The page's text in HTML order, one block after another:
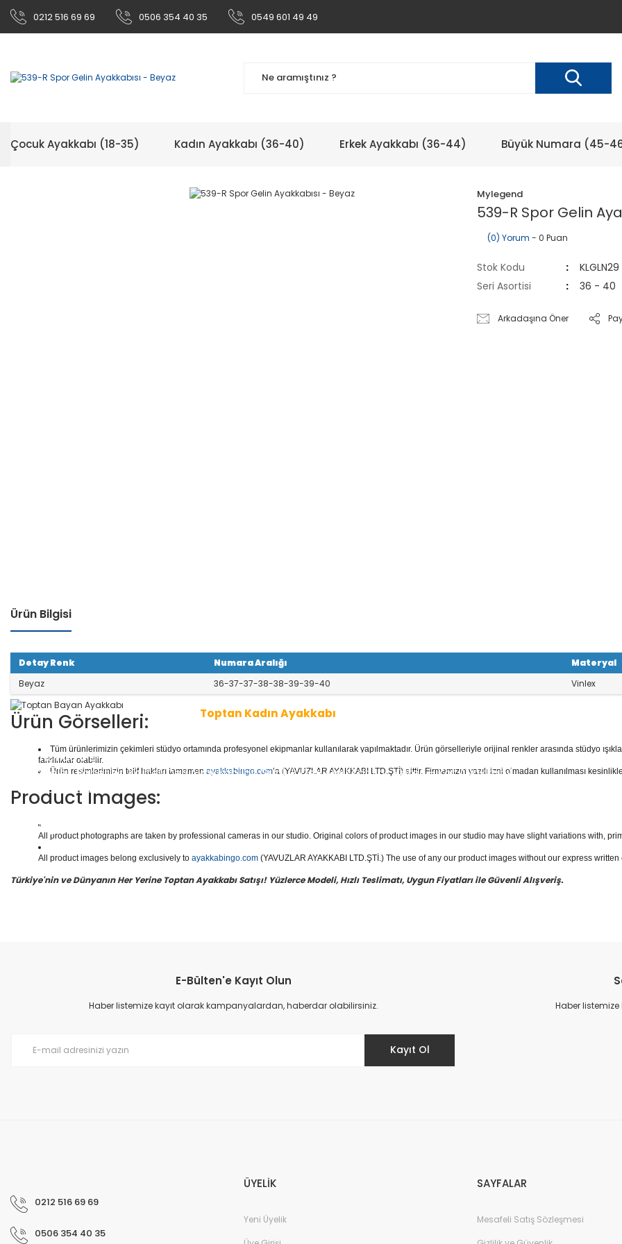
0212 516 69 69 0506 354 40 35 0549 601 49 49
Çocuk Ayakkabı (18-35) Kadın Ayakkabı (36-40) Erkek Ayakkabı (36-44) Büyük Numara (45-
Mylegend
539-R Spor Gelin
(0) Yorum - 0 Puan
Stok Kodu
KLGLN29
Seri Asortisi
36 - 40
Arkadaşına Öner
Ürün Bilgisi
Detay Renk Numara Aralığı
Materyal
Beyaz
36-37-37-38-38-39-39-40 Vinlex
Toptan Kadın Ayakkabı
1 seri içinde8çift ayakkabı bulunur. Toptan Kadın/Bayan Ayakkabı
kategorisinde; Stilettola
r, Abiyeler, Babetler, Kaliteli Deri Ayakkabılar, Günlük Deri Ayakkabılar, Keten - Kot Ayakkabıl
ar, Botlar ve daha binlerce model kadın/bayan ayakkabısı mevcuttur.
Yüzlerce modeli, hızlı teslimatı, uygun
en doğru adresi Yavuzlar Ayakkabı!
Ürün Görselleri:
Tüm ürünlerimizin çekimleri stüdyo ortamında profesyonel ekipmanlar kullanılarak yapılmaktadır. Ürün görselleriyle orijinal renkler arasında stüdyo
farklılıklar olabilir.
Ürün resimlerimizin telif hakları tamamen ayakkabingo.com’a (YAVUZLAR AYAKKABI LTD.ŞTİ) aittir. Firmamızın yazılı izni olmadan kullanılması
Product Images:
All product photographs are taken by professional cameras in our studio. Original colors of product images in our studio may have slight variations with,
All product images belong exclusively to ayakkabingo.com (YAVUZLAR AYAKKABI LTD.ŞTİ.) The use of any our product images without our express
Türkiye'nin ve Dünyanın Her Yerine Toptan Ayakkabı Satışı! Yüzlerce Modeli, Hızlı Teslimatı, Uygun Fiyatları ile Güvenli Alışveriş.
E-Bülten'e Kayıt Olun
Haber listemize kayıt olarak kampanyalardan, haberdar olabilirsiniz.
Kayıt Ol
Haber
0212 516 69 69
0506 354 40 35
ÜYELİK
Yeni Üyelik
SAYFALAR
Mesafeli Satış Sözleşmesi